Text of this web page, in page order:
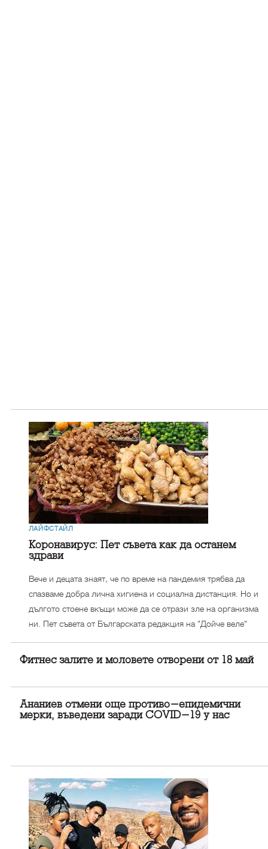
ЛАЙФСТАЙЛ
Коронавирус: Пет съвета как да останем
здрави
Вече и децата знаят, че по време на пандемия трябва да
спазваме добра лична хигиена и социална дистанция. Но и
дългото стоене вкъщи може да се отрази зле на организма
ни. Пет съвета от Българската редакция на "Дойче веле"
Фитнес залите и моловете отворени от 18 май
Ананиев отмени още противо-епидемични
мерки, въведени заради COVID-19 у нас